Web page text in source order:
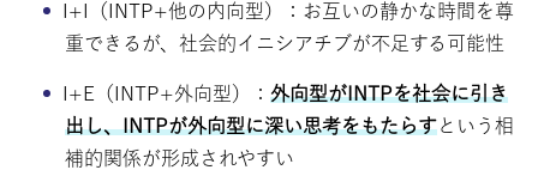
I+I（INTP+他の内向型）：お互いの静かな時間を尊
重できるが、社会的イニシアチブが不足する可能性
I+E（INTP+外向型）： 外向型がINTPを社会に引き
出し、INTPが外向型に深い思考をもたらすという相
補的関係が形成されやすい